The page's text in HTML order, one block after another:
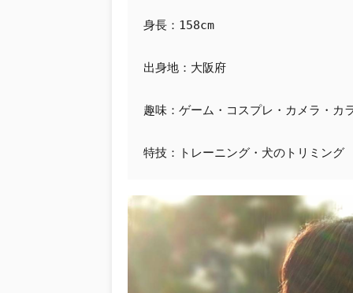
身長：158cm
出身地：大阪府
趣味：ゲーム・コスプレ・カメラ・カ
特技：トレーニング・犬のトリミング